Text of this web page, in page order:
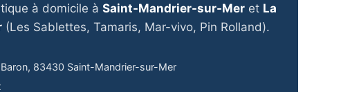
à domicile à Saint-Mandrier-sur-Mer et La
(Les Sablettes, Tamaris, Mar-vivo, Pin Rolland).
83430 Saint-Mandrier-sur-Mer